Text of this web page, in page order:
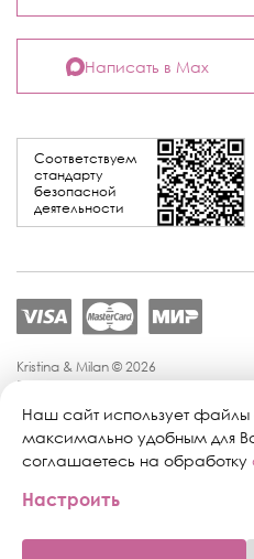
Соответствуем
стандарту
безопасной
деятельности
Написать в Max
Kristina & Milan © 2026
Политика конфиденциальности
Политика обработки
Публичная оферта
Персональные настройки файлов
Поддержка сайта:
Наш сайт использует файлы
максимально удобным для
соглашаетесь на обработку
Настроить